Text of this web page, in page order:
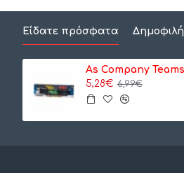
Είδατε πρόσφατα Δημοφιλή
5,28€ 6,99€